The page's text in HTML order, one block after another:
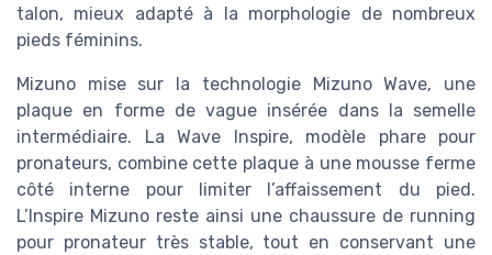
talon, mieux adapté à la morphologie de nombreux
pieds féminins.
Mizuno mise sur la technologie Mizuno Wave, une
plaque en forme de vague insérée dans la semelle
intermédiaire. La Wave Inspire, modèle phare pour
pronateurs, combine cette plaque à une mousse ferme
côté interne pour limiter l’affaissement du pied.
L’Inspire Mizuno reste ainsi une chaussure de running
pour pronateur très stable, tout en conservant une